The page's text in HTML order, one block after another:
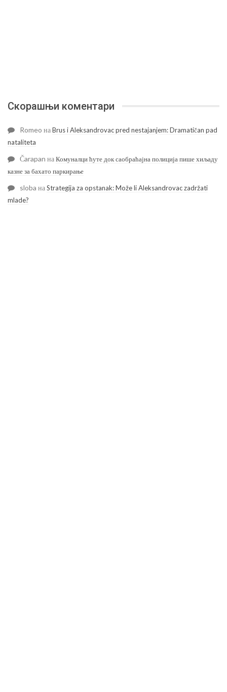
Скорашњи коментари
Romeo наBrus i Aleksandrovac pred nestajanjem: Dramatičan pad
nataliteta
Čarapan наКомуналци ћуте док саобраћајна полиција пише хиљаду
казне за бахато паркирање
sloba наStrategija za opstanak: Može li Aleksandrovac zadržati
mlade?